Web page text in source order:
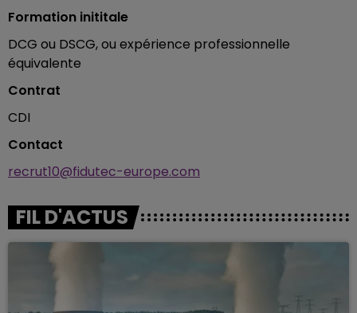
Formation inititale
DCG ou DSCG, ou expérience professionnelle
équivalente
Contrat
CDI
Contact
recrut10@fidutec-europe.com
FIL D'ACTUS